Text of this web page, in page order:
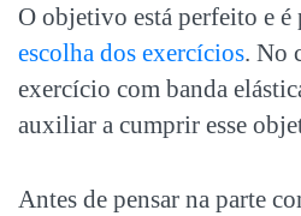
O objetivo está perfeito e
escolha dos exercícios. No
exercício com banda
auxiliar a cumprir esse
Antes de pensar na parte